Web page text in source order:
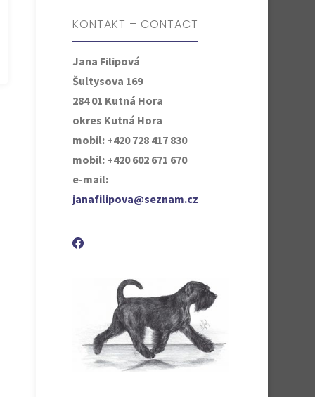
KONTAKT – CONTACT
Jana Filipová
Šultysova 169
284 01 Kutná Hora
okres Kutná Hora
mobil: +420 728 417 830
mobil: +420 602 671 670
e-mail:
janafilipova@seznam.cz